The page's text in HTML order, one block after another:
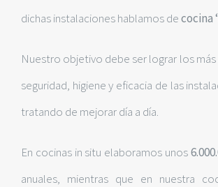
dichas instalaciones hablamos decocina
Nuestro objetivo debe ser lograr los
seguridad, higiene y eficacia de las
tratando de mejorar día a día.
En cocinas in situ elaboramos unos
anuales, mientras que en nuestra